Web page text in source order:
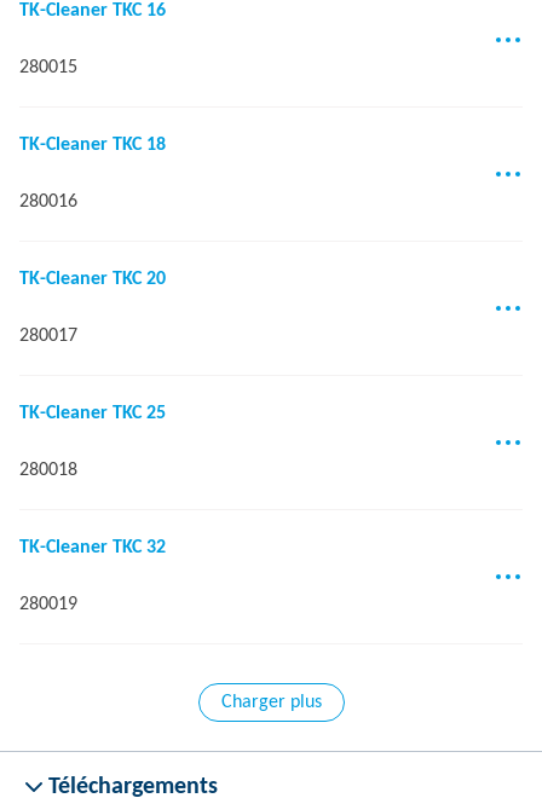
TK-Cleaner TKC 16
280015
TK-Cleaner TKC 18
280016
TK-Cleaner TKC 20
280017
TK-Cleaner TKC 25
280018
TK-Cleaner TKC 32
280019
Charger plus
Téléchargements